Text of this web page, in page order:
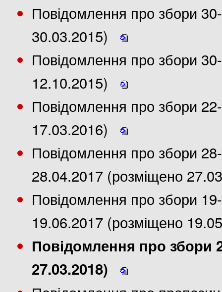
Повідомлення про збори
30.03.2015)
Повідомлення про збори
12.10.2015)
Повідомлення про збори
17.03.2016)
Повідомлення про збори
28.04.2017 (розміщено
Повідомлення про збори
19.06.2017 (розміщено
Повідомлення про збори
27.03.2018)